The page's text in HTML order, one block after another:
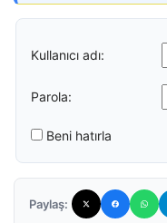
Kullanıcı adı:
Parola:
Beni hatırla
Paylaş: